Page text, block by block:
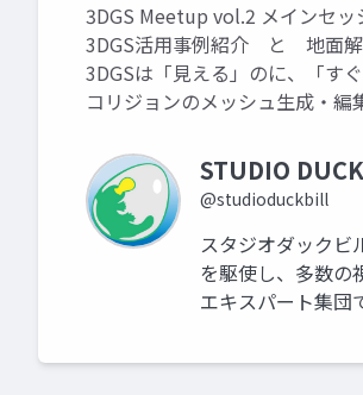
3DGS Meetup vol.2 メインセ
3DGS活用事例紹介 と 地面解
3DGSは「見える」のに、「す
コリジョンのメッシュ生成・
STUDIO
@studioduckbill
スタジオダックビ
を駆使し、多数の
エキスパート集団